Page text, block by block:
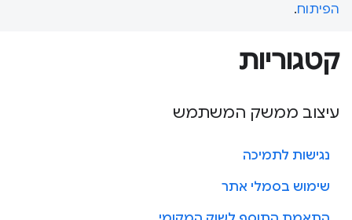
הפיתוח.
קטגוריות
עיצוב ממשק המשתמש
נגישות לתמיכה
שימוש בסמלי אתר